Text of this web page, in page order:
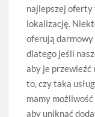
najlepszej oferty
lokalizację.
oferują
dlatego jeśli
aby je przewieźć
to, czy taka
mamy
aby uniknąć